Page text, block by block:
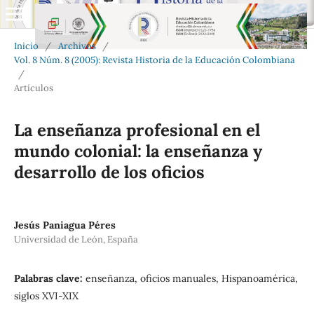
Inicio / Archivos
/
Vol. 8 Núm. 8 (2005): Revista Historia de la Educación Colombiana
/
Artículos
La enseñanza profesional en el
mundo colonial: la enseñanza y
desarrollo de los oficios
Jesús Paniagua Péres
Universidad de León, España
Palabras clave: enseñanza, oficios manuales, Hispanoamérica,
siglos XVI-XIX